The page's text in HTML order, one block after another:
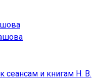
сеансам и книгам Н. В.